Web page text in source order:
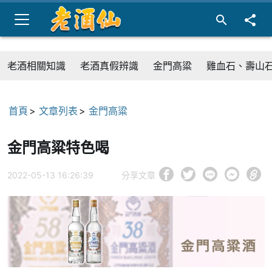
老酒相關知識 老酒真假辨識 金門高粱 雞血石、壽山
首頁 文章列表 金門高粱
金門高粱特色喝
2022-05-13 16:26:39 分享文章